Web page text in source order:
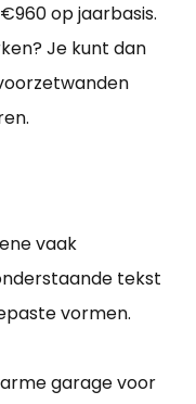
op jaarbasis.
Je kunt dan
vaak
tekst
vormen.
garage voor